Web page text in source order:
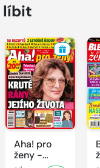
líbit
Aha! pro
ženy -